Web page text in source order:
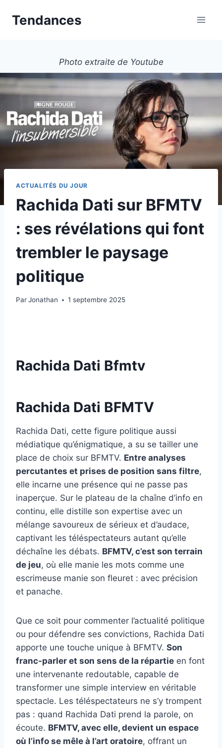
Tendances
Photo extraite de Youtube
ACTUALITÉS DU JOUR
Rachida Dati sur BFMTV
: ses révélations qui font
trembler le paysage
politique
ParJonathan 1 septembre 2025
Rachida Dati Bfmtv
Rachida Dati BFMTV
Rachida Dati, cette figure politique aussi
médiatique qu’énigmatique, a su se tailler une
place de choix sur BFMTV. Entre analyses
percutantes et prises de position sans filtre,
elle incarne une présence qui ne passe pas
inaperçue. Sur le plateau de la chaîne d’info en
continu, elle distille son expertise avec un
mélange savoureux de sérieux et d’audace,
captivant les téléspectateurs autant qu’elle
déchaîne les débats. BFMTV, c’est son terrain
de jeu, où elle manie les mots comme une
escrimeuse manie son fleuret : avec précision
et panache.
Que ce soit pour commenter l’actualité politique
ou pour défendre ses convictions, Rachida Dati
apporte une touche unique à BFMTV. Son
franc-parler et son sens de la répartie en font
une intervenante redoutable, capable de
transformer une simple interview en véritable
spectacle. Les téléspectateurs ne s’y trompent
pas : quand Rachida Dati prend la parole, on
écoute. BFMTV, avec elle, devient un espace
où l’info se mêle à l’art oratoire, offrant un